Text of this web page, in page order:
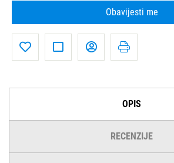
Obavijesti me
OPIS
RECENZIJE